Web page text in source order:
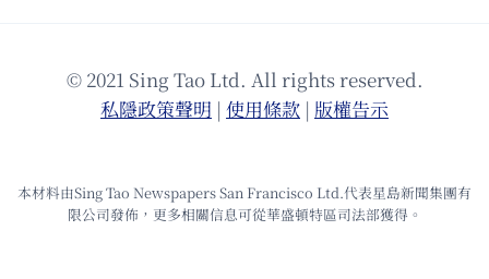
© 2021 Sing Tao Ltd. All rights reserved.
私隱政策聲明 | 使⽤條款 | 版權告⽰
本材料由Sing Tao Newspapers San Francisco Ltd.代表星島新聞集團有
限公司發佈，更多相關信息可從華盛頓特區司法部獲得。